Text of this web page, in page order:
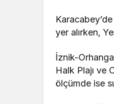
yer alırken,
İznik-
Halk Plajı ve
ölçümde ise